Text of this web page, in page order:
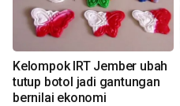
Kelompok IRT Jember ubah
tutup botol jadi gantungan
bernilai ekonomi